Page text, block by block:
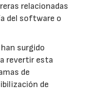
relacionadas
del software o
surgido
revertir esta
de
de